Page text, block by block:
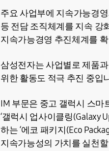
주요 사업부에 지속가능경
등 전담 조직체계를 지속 강
지속가능경영 추진체계를
삼성전자는 사업별로 제품
위한 활동도 적극 추진 중입
IM 부문은 중고 갤럭시 스마
‘갤럭시 업사이클링(Galaxy
하는 ‘에코 패키지(Eco
지속가능성의 가치를 실천